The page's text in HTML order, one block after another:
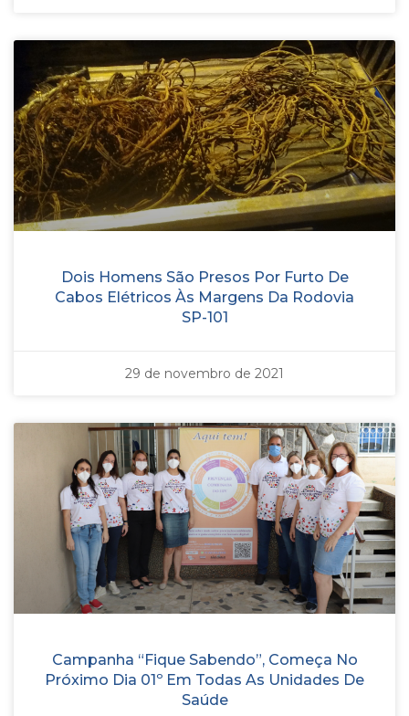
Dois Homens São Presos Por Furto De
Cabos Elétricos Às Margens Da Rodovia
SP-101
29 de novembro de 2021
Campanha “Fique Sabendo”, Começa No
Próximo Dia 01º Em Todas As Unidades De
Saúde